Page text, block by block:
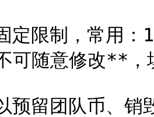
限制，常用
可随意修改**，
留团队币、销